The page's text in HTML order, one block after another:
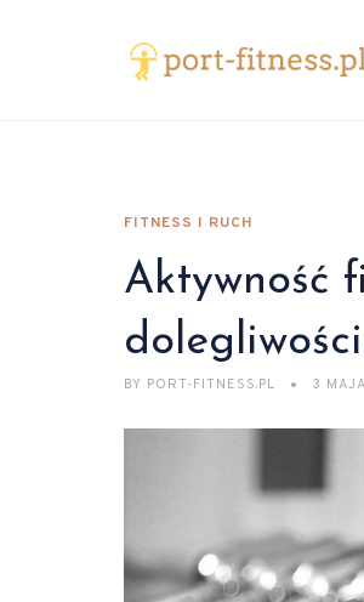
FITNESS I RUCH
Aktywność
BY PORT-FITNESS.PL 3